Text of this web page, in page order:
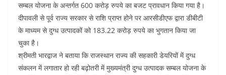
सम्बल योजना के अन्तर्गत 600 करोड़ रुपये का बजट प्रावधान किया गया है।
दीपावली से पूर्व राज्य सरकार से राशि प्राप्त होने पर आरसीडीएफ द्वारा डीबीटी
के माध्यम से दुग्ध उत्पादकों को 183.22 करोड़ रुपये का भुगतान किया जा
चुका है।
श्रीमती भारद्वाज ने बताया कि राजस्थान राज्य की सहकारी डेयरियों में दुग्ध
संकलन में लगातार हो रही बढ़ोतरी में मुख्यमंत्री दुग्ध उत्पादक सम्बल योजना के